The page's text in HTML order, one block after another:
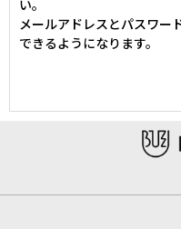
い。
メールアドレスとパスワー
できるようになります。